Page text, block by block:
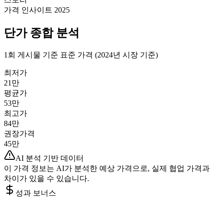
가격 인사이트 2025
단가종합 분석
1회 게시물 기준 표준 가격 (2024년 시장 기준)
최저가
21만
평균가
53만
최고가
84만
권장가격
45만
AI 분석 기반 데이터
이 가격 정보는 AI가 분석한 예상 가격으로, 실제 협업 가격과
차이가 있을 수 있습니다.
성과 보너스